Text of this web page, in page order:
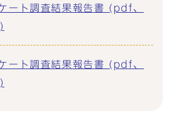
ート調査結果報告書 (pdf、
ート調査結果報告書 (pdf、